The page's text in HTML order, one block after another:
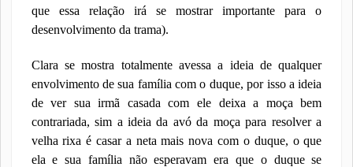
que essa relação irá se mostrar importante para o
desenvolvimento da trama).
Clara se mostra totalmente avessa a ideia de qualquer
envolvimento de sua família com o duque, por isso a ideia
de ver sua irmã casada com ele deixa a moça bem
contrariada, sim a ideia da avó da moça para resolver a
velha rixa é casar a neta mais nova com o duque, o que
ela e sua família não esperavam era que o duque se